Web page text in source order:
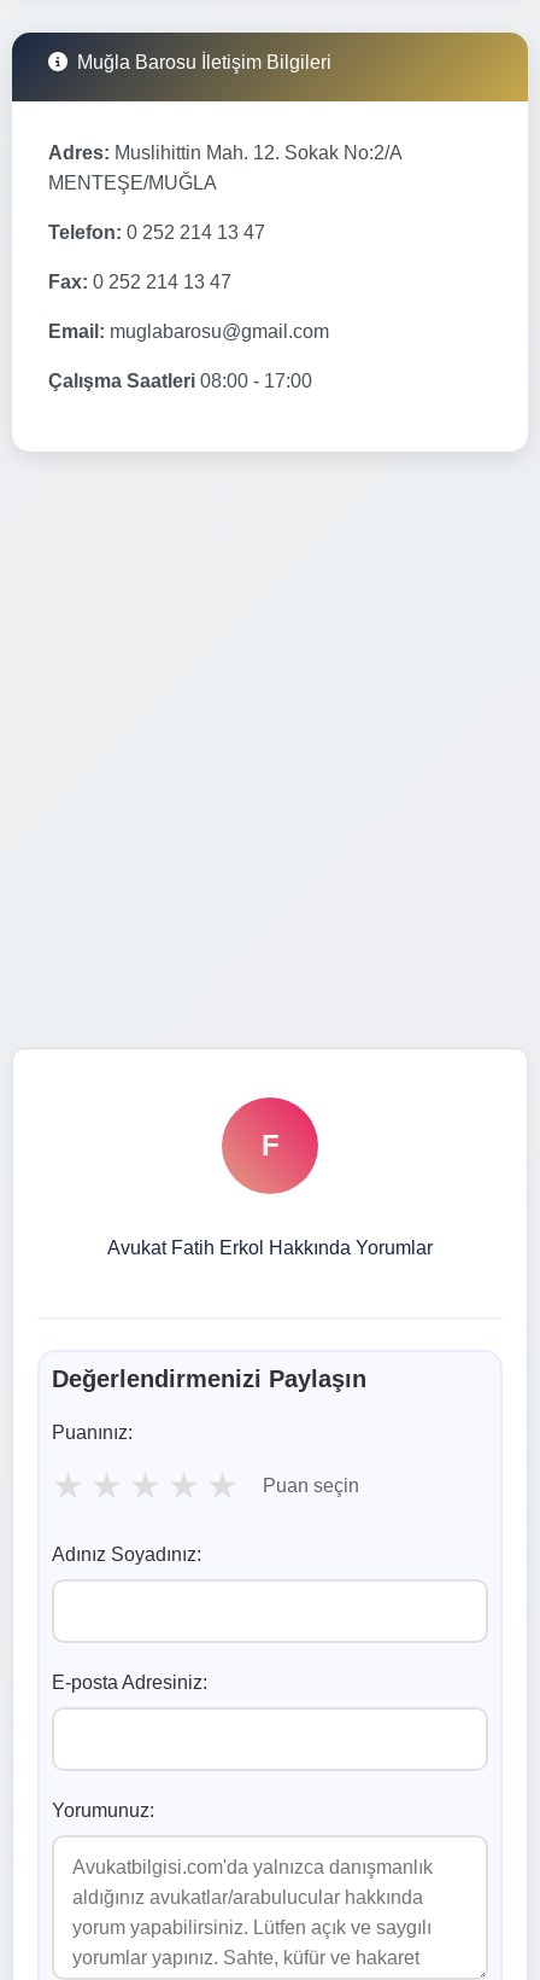
Muğla Barosu İletişim Bilgileri
Adres: Muslihittin Mah. 12. Sokak No:2/A
MENTEŞE/MUĞLA
Telefon: 0 252 214 13 47
Fax: 0 252 214 13 47
Email: muglabarosu@gmail.com
Çalışma Saatleri 08:00 - 17:00
F
Avukat Fatih Erkol Hakkında Yorumlar
Değerlendirmenizi Paylaşın
Puanınız:
★ ★ ★ ★ ★ Puan seçin
Adınız Soyadınız:
E-posta Adresiniz:
Yorumunuz: